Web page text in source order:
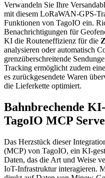
Verwandeln Sie Ihre
mit diesem LoRaWAN-GPS-
Funktionen von TagoIO ein.
Benachrichtigungen für
KI die Routeneffizienz für die
analysieren oder automatisch
grenzüberschreitende
Tracking ermöglicht zudem
es zurückgesendete Waren
die Lieferkette optimiert.
Bahnbrechende
TagoIO MCP
Das Herzstück dieser
(MCP) von TagoIO, ein KI-
Daten, das die Art und Weise
IoT-Infrastruktur interagieren.